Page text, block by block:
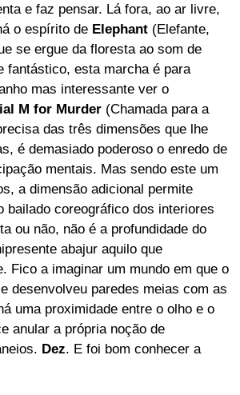
e faz pensar. Lá fora, ao ar livre,
o espírito de Elephant (Elefante,
se ergue da floresta ao som de
fantástico, esta marcha é para
mas interessante ver o
M for Murder (Chamada para a
das três dimensões que lhe
é demasiado poderoso o enredo de
mentais. Mas sendo este um
a dimensão adicional permite
bailado coreográfico dos interiores
ou não, não é a profundidade do
abajur aquilo que
Fico a imaginar um mundo em que o
desenvolveu paredes meias com as
uma proximidade entre o olho e o
anular a própria noção de
Dez. E foi bom conhecer a